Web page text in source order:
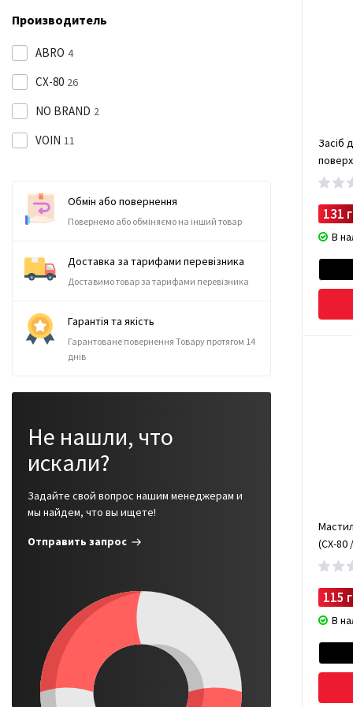
Производитель
ABRO 4
CX-80 26
NO BRAND 2
VOIN 11
Обмін або повернення
Повернемо або обміняємо на інший товар
Доставка за тарифами перевізника
Доставимо товар за тарифами перевізника
Гарантія та якість
Гарантоване повернення Товару протягом 14
днів
Не нашли, что
искали?
Задайте свой вопрос нашим менеджерам и
мы найдем, что вы ищете!
Отправить запрос
Засіб
131
В
(CX-80
115
В